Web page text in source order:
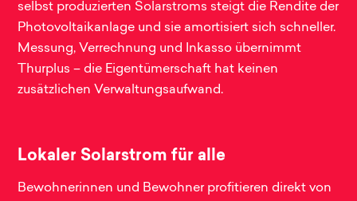
selbst produzierten Solarstroms steigt die Rendite der
Photovoltaikanlage und sie amortisiert sich schneller.
Messung, Verrechnung und Inkasso übernimmt
Thurplus – die Eigentümerschaft hat keinen
zusätzlichen Verwaltungsaufwand.
Lokaler Solarstrom für alle
Bewohnerinnen und Bewohner profitieren direkt von